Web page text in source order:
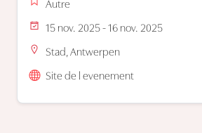
Autre
15 nov. 2025 - 16 nov. 2025
Stad, Antwerpen
Site de l evenement